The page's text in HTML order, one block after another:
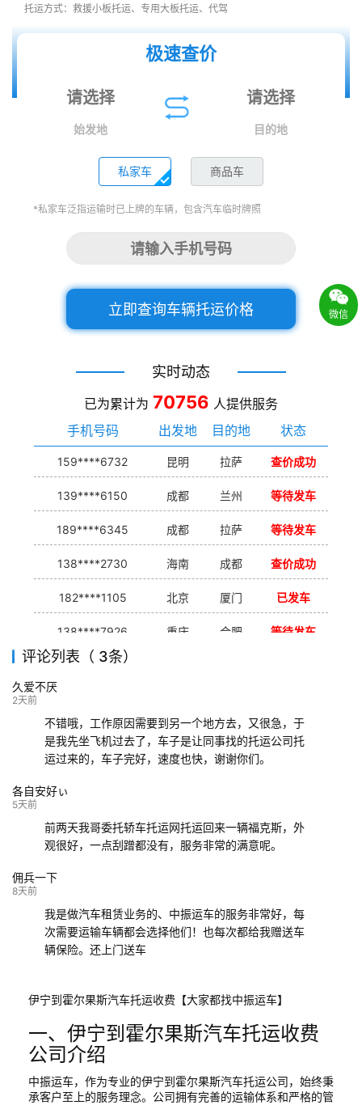
托运方式：救援小板托运、专用大板托运、代驾
极速查价
始发地 目的地
私家车 商品车
*私家车泛指运输时已上牌的车辆，包含汽车临时牌照
立即查询车辆托运价格
实时动态
已为累计为 70756 人提供服务
手机号码
出发地 目的地 状态
159****6732 昆明 拉萨 查价成功
139****6150 成都 兰州 等待发车
189****6345 成都 拉萨 等待发车
138****2730 海南 成都 查价成功
182****1105 北京 厦门 已发车
138****7926 重庆 合肥 等待发车
139****9233
评论列表（ 3条）
久爱不厌
2天前
不错哦，工作原因需要到另一个地方去，又很急，于
是我先坐飞机过去了，车子是让同事找的托运公司托
运过来的，车子完好，速度也快，谢谢你们。
各自安好ぃ
5天前
前两天我哥委托轿车托运网托运回来一辆福克斯，外
观很好，一点刮蹭都没有，服务非常的满意呢。
佣兵一下
8天前
我是做汽车租赁业务的、中振运车的服务非常好，每
次需要运输车辆都会选择他们！也每次都给我赠送车
辆保险。还上门送车
伊宁到霍尔果斯汽车托运收费【大家都找中振运车】
一、伊宁到霍尔果斯汽车托运收费
公司介绍
中振运车，作为专业的伊宁到霍尔果斯汽车托运公司，始终秉
承客户至上的服务理念。公司拥有完善的运输体系和严格的管
微信